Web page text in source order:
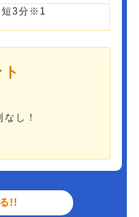
短3分※1
し！
!!